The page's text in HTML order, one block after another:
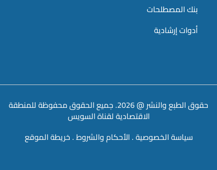
بنك المصطلحات
أدوات إرشادية
حقوق الطبع والنشر @ 2026. جميع الحقوق محفوظة للمنطقة
الاقتصادية لقناة السويس
سياسة الخصوصية. الأحكام والشروط. خريطة الموقع